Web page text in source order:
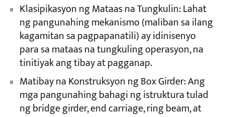
Klasipikasyon ng Mataas na Tungkulin: Lahat
ng pangunahing mekanismo (maliban sa ilang
kagamitan sa pagpapanatili) ay idinisenyo
para sa mataas na tungkuling operasyon, na
tinitiyak ang tibay at pagganap.
Matibay na Konstruksyon ng Box Girder: Ang
mga pangunahing bahagi ng istruktura tulad
ng bridge girder, end carriage, ring beam, at